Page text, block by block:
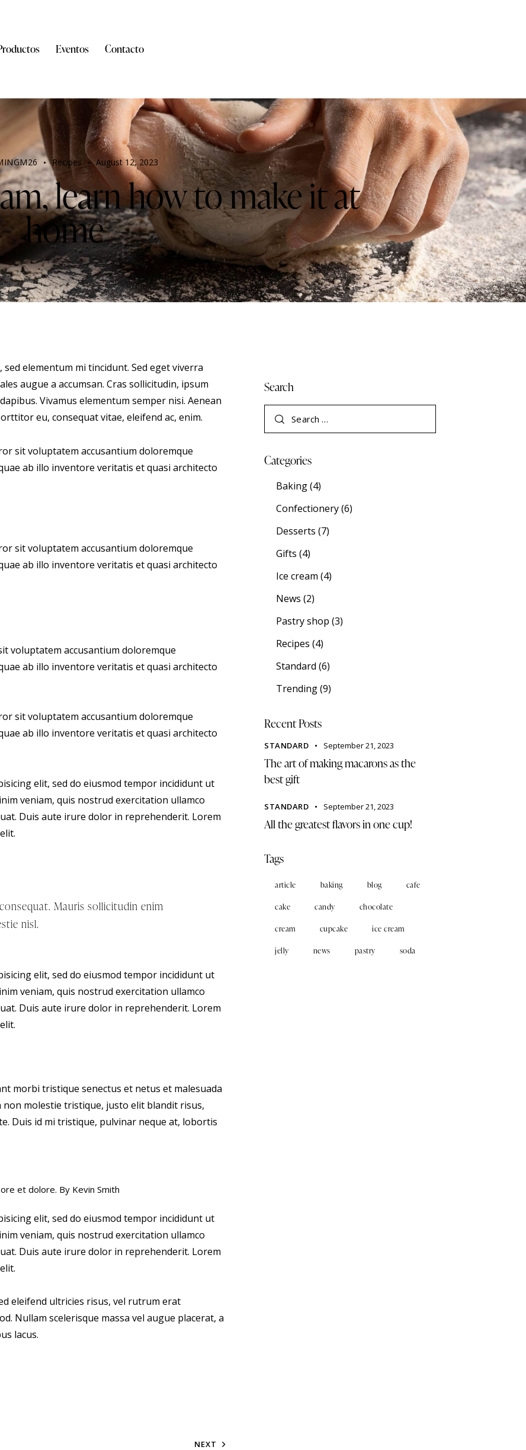
Eventos Contacto
Recipes August 12, 2023
learn how to make it at
home
elementum mi tincidunt. Sed eget viverra
augue a accumsan. Cras sollicitudin, ipsum
Vivamus elementum semper nisi. Aenean
eu, consequat vitae, eleifend ac, enim.
sit voluptatem accusantium doloremque
ab illo inventore veritatis et quasi architecto
sit voluptatem accusantium doloremque
ab illo inventore veritatis et quasi architecto
voluptatem accusantium doloremque
ab illo inventore veritatis et quasi architecto
sit voluptatem accusantium doloremque
ab illo inventore veritatis et quasi architecto
elit, sed do eiusmod tempor incididunt ut
veniam, quis nostrud exercitation ullamco
Duis aute irure dolor in reprehenderit. Lorem
Mauris sollicitudin enim
nisl.
elit, sed do eiusmod tempor incididunt ut
veniam, quis nostrud exercitation ullamco
Duis aute irure dolor in reprehenderit. Lorem
morbi tristique senectus et netus et malesuada
non molestie tristique, justo elit blandit risus,
Duis id mi tristique, pulvinar neque at, lobortis
et dolore. By Kevin Smith
elit, sed do eiusmod tempor incididunt ut
veniam, quis nostrud exercitation ullamco
Duis aute irure dolor in reprehenderit. Lorem
eleifend ultricies risus, vel rutrum erat
Nullam scelerisque massa vel augue placerat, a
lacus.
NEXT
Search
Categories
Baking(4)
Confectionery(6)
Desserts (7)
Gifts (4)
Ice cream (4)
News (2)
Pastry shop (3)
Recipes (4)
Standard (6)
Trending(9)
Recent Posts
STANDARD September 21, 2023
The art of making macarons as the
best gift
STANDARD September 21, 2023
All the greatest flavors in one cup!
Tags
article baking blog cafe
cake candy chocolate
cream cupcake ice cream
jelly news pastry soda